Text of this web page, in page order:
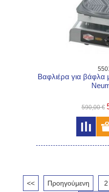
Βαφλιέρα για βάφλα
590,00 €
<< Προηγούμενη 2